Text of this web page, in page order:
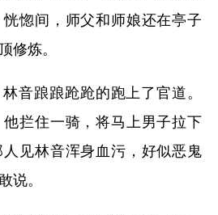
惚间，师父和师娘还在亭子
修炼。
音踉踉跄跄的跑上了官道。
拦住一骑，将马上男子拉下
见林音浑身血污，好似恶鬼
说。